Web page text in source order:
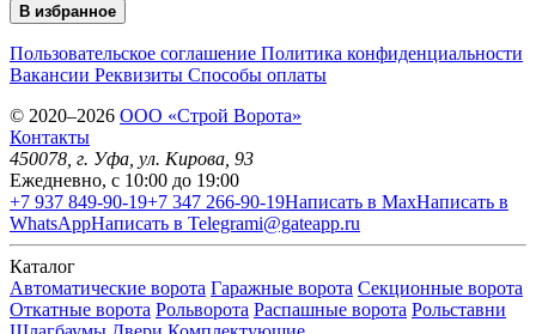
В избранное
Пользовательское соглашение Политика конфиденциальности
Вакансии Реквизиты Способы оплаты
© 2020–2026 OOO «Строй Ворота»
Контакты
450078 , г. Уфа ул. Кирова, 93
Ежедневно, с 10:00 до 19:00
+7 937 849-90-19+7 347 266-90-19Написать в MaxНаписать в
WhatsAppНаписать в Telegrami@gateapp.ru
Каталог
Автоматические ворота Гаражные ворота Секционные ворота
Откатные ворота Рольворота Распашные ворота Рольставни